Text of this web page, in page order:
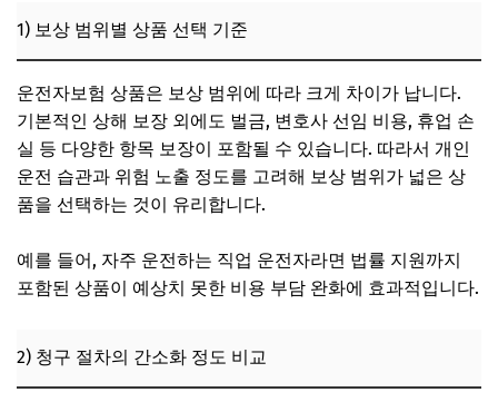
1) 보상 범위별 상품 선택 기준
운전자보험 상품은 보상 범위에 따라 크게 차이가 납니다.
기본적인 상해 보장 외에도 벌금, 변호사 선임 비용, 휴업 손
실 등 다양한 항목 보장이 포함될 수 있습니다. 따라서 개인
운전 습관과 위험 노출 정도를 고려해 보상 범위가 넓은 상
품을 선택하는 것이 유리합니다.
예를 들어, 자주 운전하는 직업 운전자라면 법률 지원까지
포함된 상품이 예상치 못한 비용 부담 완화에 효과적입니다.
2) 청구 절차의 간소화 정도 비교